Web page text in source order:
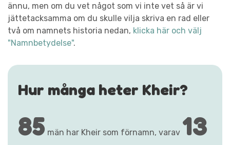
ännu, men om du vet något som vi inte vet så är vi
jättetacksamma om du skulle vilja skriva en rad eller
två om namnets historia nedan, klicka här och välj
"Namnbetydelse".
Hur många heter Kheir?
85 män har Kheir som förnamn, varav 13